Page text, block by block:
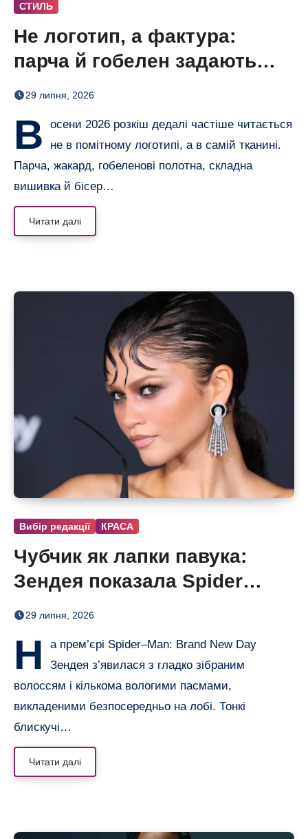
СТИЛЬ
Не логотип, а фактура:
парча й гобелен задають
нову розкіш осені
29 липня, 2026
В
осени 2026 розкіш дедалі частіше читається
не в помітному логотипі, а в самій тканині.
Парча, жакард, гобеленові полотна, складна
вишивка й бісер…
Читати далі
Вибір редакції КРАСА
Чубчик як лапки павука:
Зендея показала Spider
Bangs
29 липня, 2026
Н
а прем’єрі Spider–Man: Brand New Day
Зендея з’явилася з гладко зібраним
волоссям і кількома вологими пасмами,
викладеними безпосередньо на лобі. Тонкі
блискучі…
Читати далі